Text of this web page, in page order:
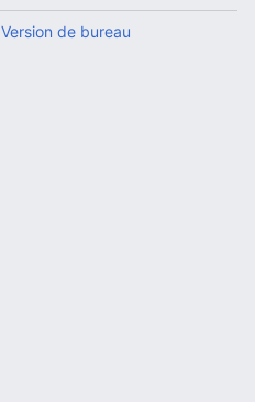
Version de bureau